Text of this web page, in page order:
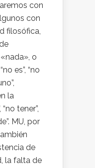
con
con
filosófica,
o
es”, “no
la
tener”,
MU, por
de
la falta de